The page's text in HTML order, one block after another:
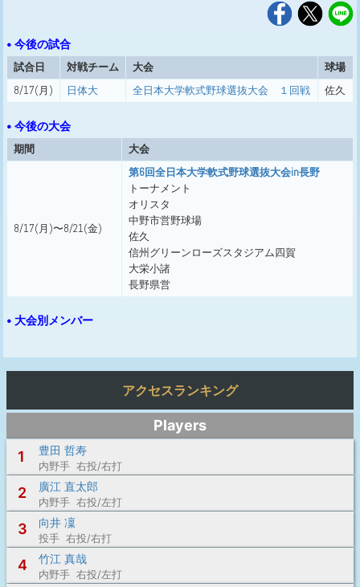
• 今後の試合
試合日
対戦チーム 大会
球場
8/17(月)
日体大 全日本大学軟式野球選抜大会 １回戦 佐久
• 今後の大会
期間
大会
8/17(月)〜8/21(金)
第6回全日本大学軟式野球選抜大会in長野
トーナメント
オリスタ
中野市営野球場
佐久
信州グリーンローズスタジアム四賀
大栄小諸
長野県営
• 大会別メンバー
アクセスランキング
Players
1
豊田 哲寿
内野手 右投/右打
2 廣江 直太郎
内野手 右投/左打
3 向井 凜
投手 右投/右打
4 竹江 真哉
内野手 右投/左打